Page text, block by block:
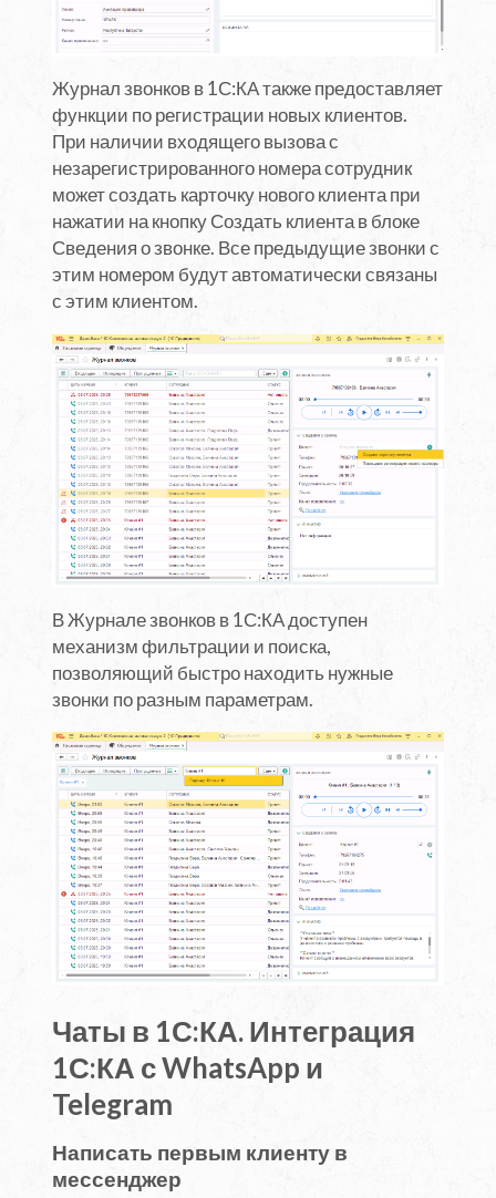
Журнал звонков в 1С:КА также предоставляет
функции по регистрации новых клиентов.
При наличии входящего вызова с
незарегистрированного номера сотрудник
может создать карточку нового клиента при
нажатии на кнопку Создать клиента в блоке
Сведения о звонке. Все предыдущие звонки с
этим номером будут автоматически связаны
с этим клиентом.
В Журнале звонков в 1С:КА доступен
механизм фильтрации и поиска,
позволяющий быстро находить нужные
звонки по разным параметрам.
Чаты в 1С:КА. Интеграция
1С:КА с WhatsApp и
Telegram
Написать первым клиенту в
мессенджер